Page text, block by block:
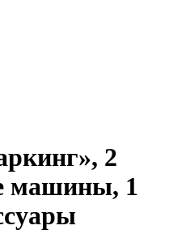
2
машины, 1